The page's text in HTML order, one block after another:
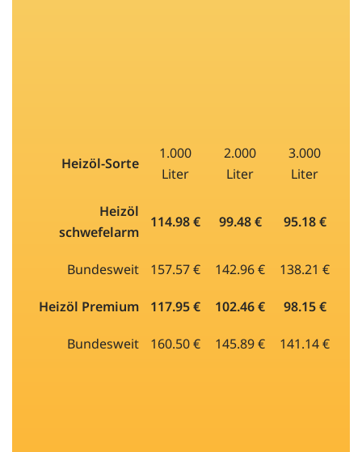
Heizöl-Sorte
1.000
Liter
2.000
Liter
3.000
Liter
Heizöl
schwefelarm
114.98 € 99.48 € 95.18 €
Bundesweit 157.57 € 142.96 € 138.21 €
Heizöl Premium 117.95 € 102.46 € 98.15 €
Bundesweit 160.50 € 145.89 € 141.14 €